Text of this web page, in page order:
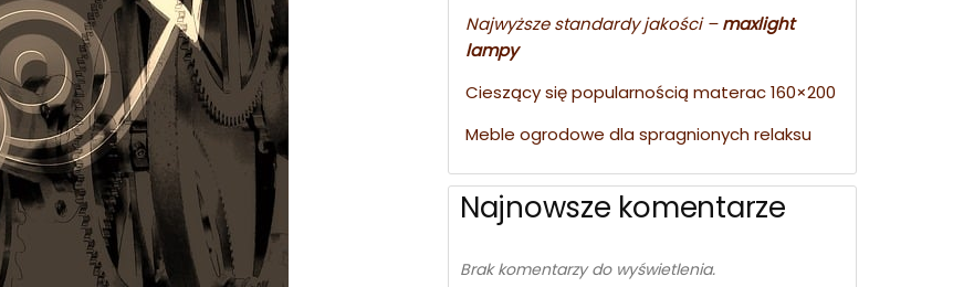
Najwyższe standardy jakości –maxlight
lampy
Cieszący się popularnością materac 160×200
Meble ogrodowe dla spragnionych relaksu
Najnowsze komentarze
Brak komentarzy do wyświetlenia.